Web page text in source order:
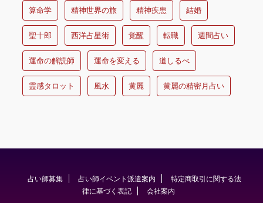
算命学 精神世界の旅 精神疾患 結婚
聖十郎 西洋占星術 覚醒 転職 週間占い
運命の解読師 運命を変える 道しるべ
霊感タロット 風水 黄麗 黄麗の精密月占い
占い師募集 占い師イベント派遣案内
特定商取引に関する法
律に基づく表記
会社案内